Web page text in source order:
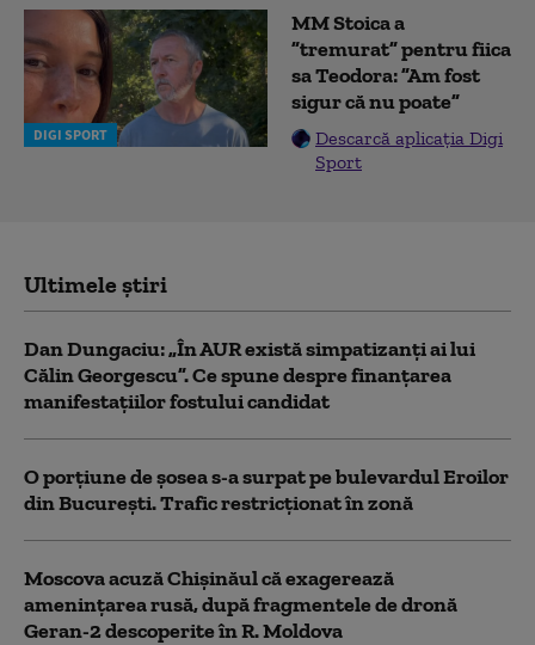
DIGI SPORT
MM Stoica a
”tremurat” pentru fiica
sa Teodora: ”Am fost
sigur că nu poate”
Descarcă aplicația Digi
Sport
Ultimele știri
Dan Dungaciu: „În AUR există simpatizanți ai lui
Călin Georgescu”. Ce spune despre finanțarea
manifestațiilor fostului candidat
O porțiune de șosea s-a surpat pe bulevardul Eroilor
din București. Trafic restricționat în zonă
Moscova acuză Chișinăul că exagerează
amenințarea rusă, după fragmentele de dronă
Geran-2 descoperite în R. Moldova